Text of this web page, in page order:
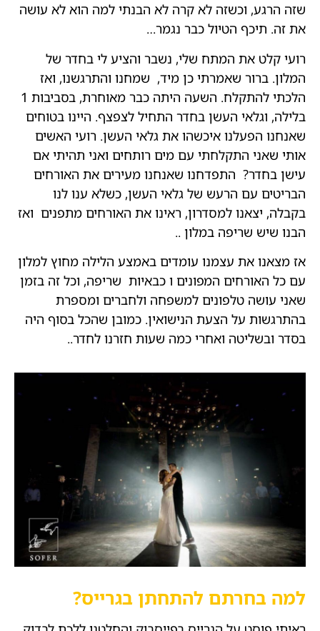
שזה הרגע, וכשזה לא קרה לא הבנתי למה הוא לא עושה
את זה. תיכף הטיול כבר נגמר…
רועי קלט את המתח שלי, נשבר והציע לי בחדר של
המלון. ברור שאמרתי כן מיד, שמחנו והתרגשנו, ואז
הלכתי להתקלח. השעה היתה כבר מאוחרת, בסביבות 1
בלילה, וגלאי העשן בחדר התחיל לצפצף. היינו בטוחים
שאנחנו הפעלנו איכשהו את גלאי העשן. רועי האשים
אותי שאני התקלחתי עם מים רותחים ואני תהיתי אם
עישן בחדר? התפדחנו שאנחנו מעירים את האורחים
הבריטים עם הרעש של גלאי העשן, כשלא ענו לנו
בקבלה, יצאנו למסדרון, ראינו את האורחים מתפנים ואז
הבנו שיש שריפה במלון ..
אז מצאנו את עצמנו עומדים באמצע הלילה מחוץ למלון
עם כל האורחים המפונים ו כבאיות שריפה, וכל זה בזמן
שאני עושה טלפונים למשפחה ולחברים ומספרת
בהתרגשות על הצעת הנישואין. כמובן שהכל בסוף היה
בסדר ובשליטה ואחרי כמה שעות חזרנו לחדר..
למה בחרתם להתחתן בגרייס?